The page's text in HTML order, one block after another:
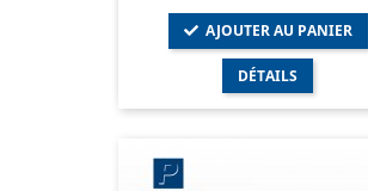
AJOUTER AU PANIER
DÉTAILS